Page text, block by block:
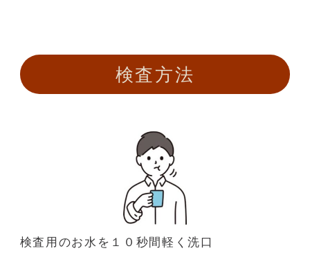
検査方法
検査用のお水を１０秒間軽く洗口